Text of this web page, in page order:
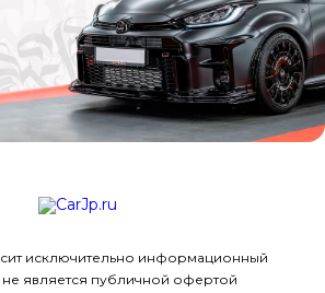
исключительно информационный
не является публичной офертой